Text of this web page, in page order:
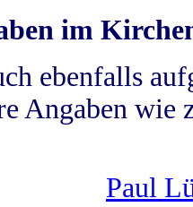
im
ebenfalls
Angaben wie
Paul